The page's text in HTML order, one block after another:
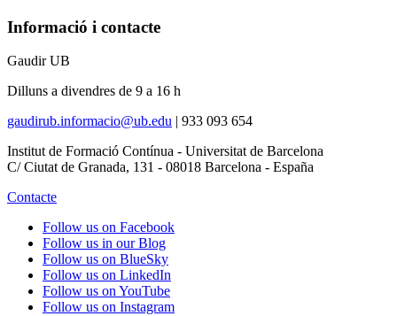
Informació i contacte
Gaudir UB
Dilluns a divendres de 9 a 16 h
gaudirub.informacio@ub.edu | 933 093 654
Institut de Formació Contínua - Universitat de Barcelona
C/ Ciutat de Granada, 131 - 08018 Barcelona - España
Contacte
Follow us on Facebook
Follow us in our Blog
Follow us on BlueSky
Follow us on LinkedIn
Follow us on YouTube
Follow us on Instagram